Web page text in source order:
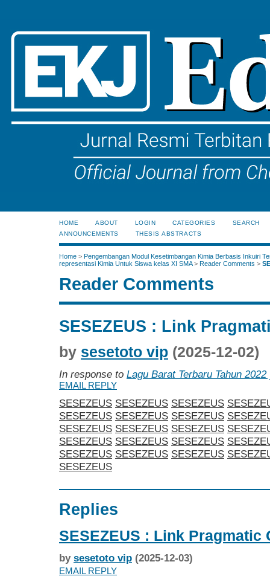
HOME ABOUT LOGIN CATEGORIES
SEARCH
ANNOUNCEMENTS
THESIS ABSTRACTS
Home > Pengembangan Modul Kesetimbangan Kimia Berbasis Inkuiri
representasi Kimia Untuk Siswa kelas XI SMA> Reader Comments >
Reader Comments
SESEZEUS : Link
by sesetoto vip (2025-12-02)
In response to Lagu Barat Terbaru Tahun
EMAIL REPLY
SESEZEUS SESEZEUS SESEZEUS
SESEZEUS SESEZEUS SESEZEUS
SESEZEUS SESEZEUS SESEZEUS
SESEZEUS SESEZEUS SESEZEUS
SESEZEUS SESEZEUS SESEZEUS
SESEZEUS
Replies
SESEZEUS : Link Pragmatic
by sesetoto vip (2025-12-03)
EMAIL REPLY